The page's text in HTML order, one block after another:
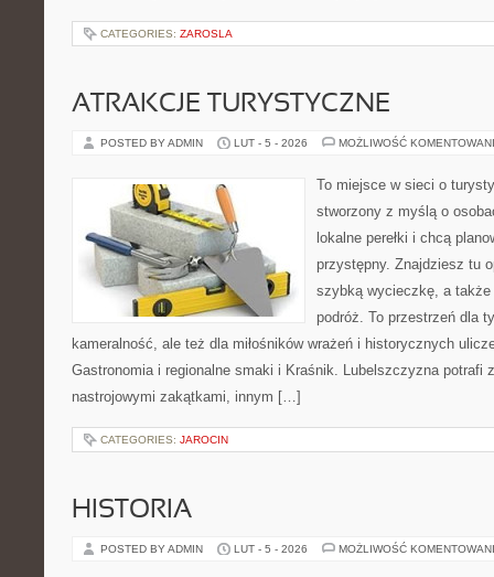
CATEGORIES: ZAROSLA
ATRAKCJE TURYSTYCZNE
POSTED BY ADMIN LUT - 5 - 2026 MOŻLIWOŚĆ
To miejsce w sieci o
stworzony z myślą o
lokalne perełki i chcą
przystępny. Znajdziesz tu
szybką wycieczkę, a także
podróż. To przestrzeń dla
kameralność, ale też dla miłośników wrażeń i historycznych
Gastronomia i regionalne smaki i Kraśnik. Lubelszczyzna potrafi
nastrojowymi zakątkami, innym […]
CATEGORIES: JAROCIN
HISTORIA
POSTED BY ADMIN LUT - 5 - 2026 MOŻLIWOŚĆ